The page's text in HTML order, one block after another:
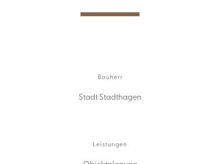
Bauherr
Stadt Stadthagen
Leistungen